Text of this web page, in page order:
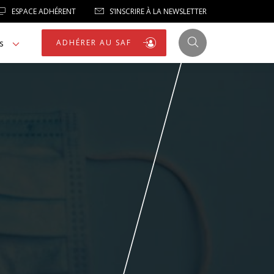
ESPACE ADHÉRENT S’INSCRIRE À LA NEWSLETTER
ADHÉRER AU SAF